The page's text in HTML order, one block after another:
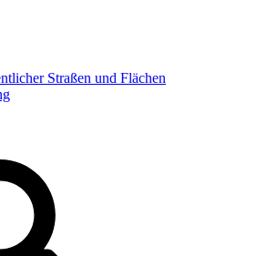
Straßen und Flächen